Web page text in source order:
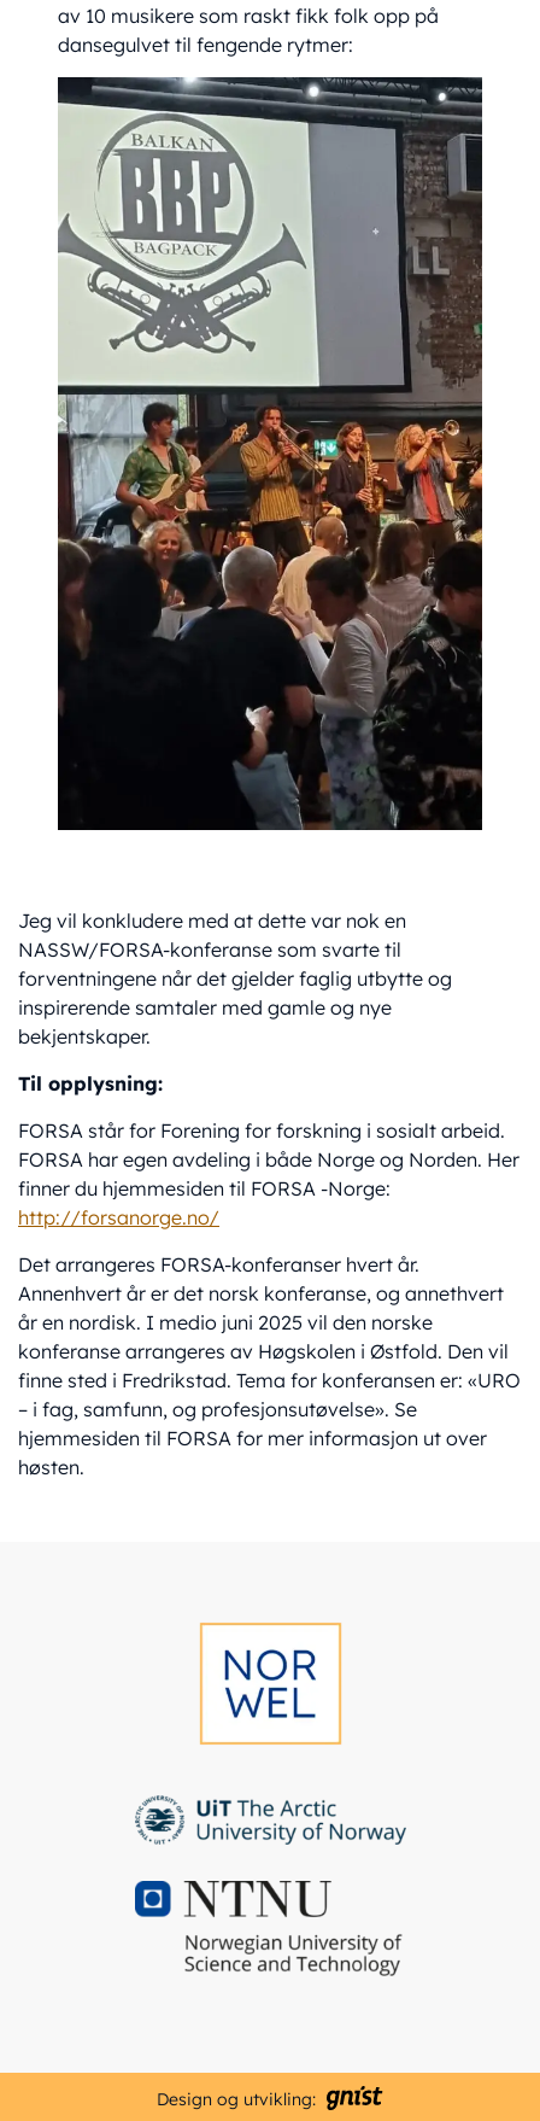
av 10 musikere som raskt fikk folk opp på
dansegulvet til fengende rytmer:
Jeg vil konkludere med at dette var nok en
NASSW/FORSA-konferanse som svarte til
forventningene når det gjelder faglig utbytte og
inspirerende samtaler med gamle og nye
bekjentskaper.
Til opplysning:
FORSA står for Forening for forskning i sosialt arbeid.
FORSA har egen avdeling i både Norge og Norden. Her
finner du hjemmesiden til FORSA -Norge:
http://forsanorge.no/
Det arrangeres FORSA-konferanser hvert år.
Annenhvert år er det norsk konferanse, og annethvert
år en nordisk. I medio juni 2025 vil den norske
konferanse arrangeres av Høgskolen i Østfold. Den vil
finne sted i Fredrikstad. Tema for konferansen er: «URO
– i fag, samfunn, og profesjonsutøvelse». Se
hjemmesiden til FORSA for mer informasjon ut over
høsten.
Design og utvikling: